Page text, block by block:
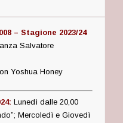
– Stagione 2023/24
Salvatore
Yoshua Honey
Lunedì dalle 20,00
Mercoledì e Giovedì